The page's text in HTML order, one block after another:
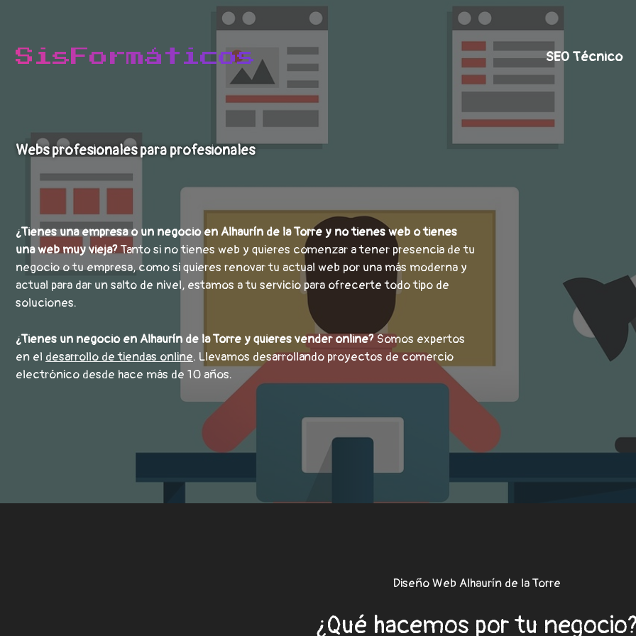
SEO Técnico
Webs profesionales para profesionales
¿Tienes una empresa o un negocio en Alhaurín de la Torre y no tienes web o tienes
una web muy vieja?Tanto si no tienes web y quieres comenzar a tener presencia de tu
negocio o tu empresa, como si quieres renovar tu actual web por una más moderna y
actual para dar un salto de nivel, estamos a tu servicio para ofrecerte todo tipo de
soluciones.
¿Tienes un negocio en Alhaurín de la Torre y quieres vender online?Somos expertos
en el desarrollo de tiendas online. Llevamos desarrollando proyectos de comercio
electrónico desde hace más de 10 años.
Diseño Web Alhaurín de la Torre
¿Qué hacemos por tu